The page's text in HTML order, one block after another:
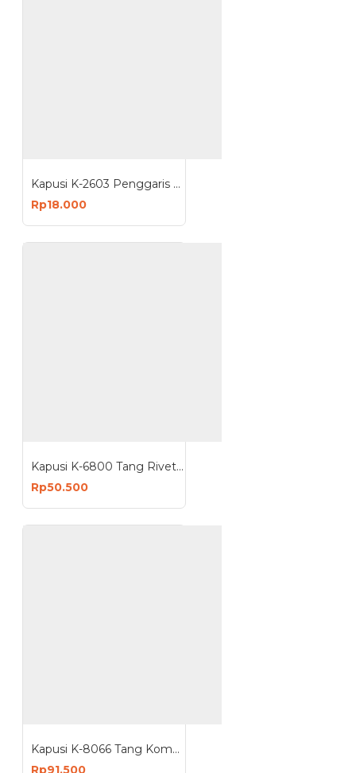
Kapusi K-2603 Penggaris Siku Tukang 300mm 12 Inch
Rp18.000
Kapusi K-6800 Tang Rivet 9.5 Inch 240mm Ripet 2.4-4.8mm
Rp50.500
Kapusi K-8066 Tang Kombinasi 8.5 Inch 215mm Plus Kupas Kabel
Rp91.500